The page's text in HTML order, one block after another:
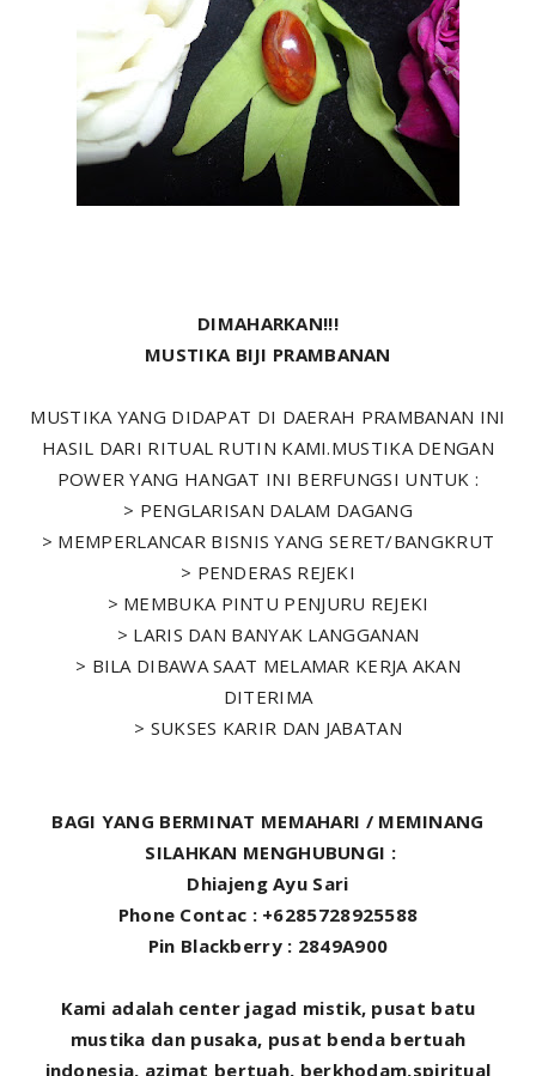
DIMAHARKAN!!!
MUSTIKA BIJI PRAMBANAN
MUSTIKA YANG DIDAPAT DI DAERAH PRAMBANAN INI
HASIL DARI RITUAL RUTIN KAMI.MUSTIKA DENGAN
POWER YANG HANGAT INI BERFUNGSI UNTUK :
> PENGLARISAN DALAM DAGANG
> MEMPERLANCAR BISNIS YANG SERET/BANGKRUT
> PENDERAS REJEKI
> MEMBUKA PINTU PENJURU REJEKI
> LARIS DAN BANYAK LANGGANAN
> BILA DIBAWA SAAT MELAMAR KERJA AKAN
DITERIMA
> SUKSES KARIR DAN JABATAN
BAGI YANG BERMINAT MEMAHARI / MEMINANG
SILAHKAN MENGHUBUNGI :
Dhiajeng Ayu Sari
Phone Contac : +6285728925588
Pin Blackberry : 2849A900
Kami adalah center jagad mistik, pusat batu
mustika dan pusaka, pusat benda bertuah
indonesia, azimat bertuah, berkhodam,spiritual